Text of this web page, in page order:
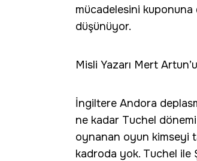
mücadelesini kuponuna
düşünüyor.
Misli Yazarı Mert
İngiltere Andora
ne kadar Tuchel
oynanan oyun kimseyi
kadroda yok. Tuchel ile